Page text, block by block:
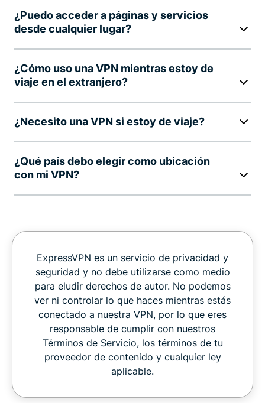
¿Puedo acceder a páginas y servicios
desde cualquier lugar?
¿Cómo uso una VPN mientras estoy de
viaje en el extranjero?
¿Necesito una VPN si estoy de viaje?
¿Qué país debo elegir como ubicación
con mi VPN?
ExpressVPN es un servicio de privacidad y
seguridad y no debe utilizarse como medio
para eludir derechos de autor. No podemos
ver ni controlar lo que haces mientras estás
conectado a nuestra VPN, por lo que eres
responsable de cumplir con nuestros
Términos de Servicio, los términos de tu
proveedor de contenido y cualquier ley
aplicable.